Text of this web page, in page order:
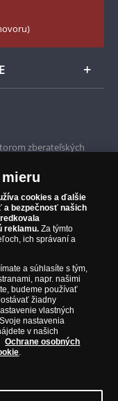
zberateľských
numizmatických
a emitentov
kanadská mincovňa,
mincovňa alebo
zákazníkom a
originálnej a v
cookies a ďalšie
a bezpečnosť našich
reklamu. Za týmto
ich správaní a
a súhlasíte s tým,
napr. našimi
budeme používať
žiadny
vlastných
nastavenia
v našich
Ochrane osobných
.